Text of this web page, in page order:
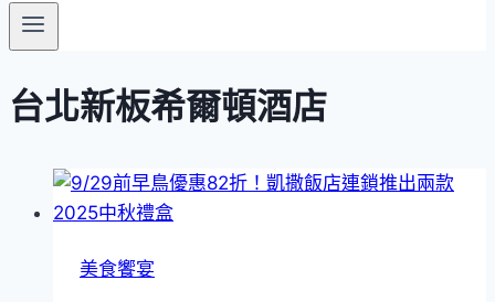
台北新板希爾頓酒店
美食饗宴